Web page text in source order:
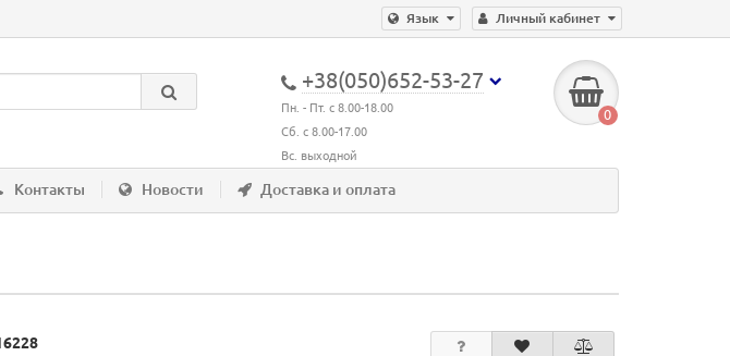
Личный кабинет
Язык
+38(050)652-53-27
Пн. - Пт. с 8.00-18.00
Сб. с 8.00-17.00
Вс. выходной
0
Контакты Новости Доставка и оплата